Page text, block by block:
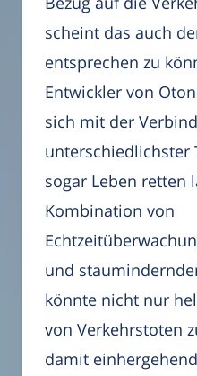
scheint das auch
entsprechen zu
Entwickler von
sich mit der
unterschiedlichster
sogar Leben retten
Kombination von
und
könnte nicht nur
von Verkehrstoten
damit